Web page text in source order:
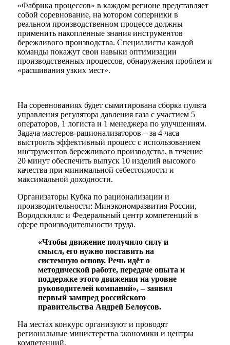
«Фабрика процессов» в каждом регионе представляет
собой соревнование, на котором соперники в
реальном производственном процессе должны
применить накопленные знания инструментов
бережливого производства. Специалисты каждой
команды покажут свои навыки оптимизации
производственных процессов, обнаружения проблем и
«расшивания узких мест».
На соревнованиях будет сымитирована сборка пульта
управления регулятора давления газа с участием 5
операторов, 1 логиста и 1 менеджера по улучшениям.
Задача мастеров-рационализаторов – за 4 часа
выстроить эффективный процесс с использованием
инструментов бережливого производства, в течение
20 минут обеспечить выпуск 10 изделий высокого
качества при минимальной себестоимости и
максимальной доходности.
Организаторы Кубка по рационализации и
производительности: Минэкономразвития России,
Ворлдскиллс и Федеральный центр компетенций в
сфере производительности труда.
«Чтобы движение получило силу и
смысл, его нужно поставить на
системную основу. Речь идёт о
методической работе, передаче опыта и
поддержке этого движения на уровне
руководителей компаний», – заявил
первый зампред российского
правительства Андрей Белоусов.
На местах конкурс организуют и проводят
региональные министерства экономики и центры
компетенций.